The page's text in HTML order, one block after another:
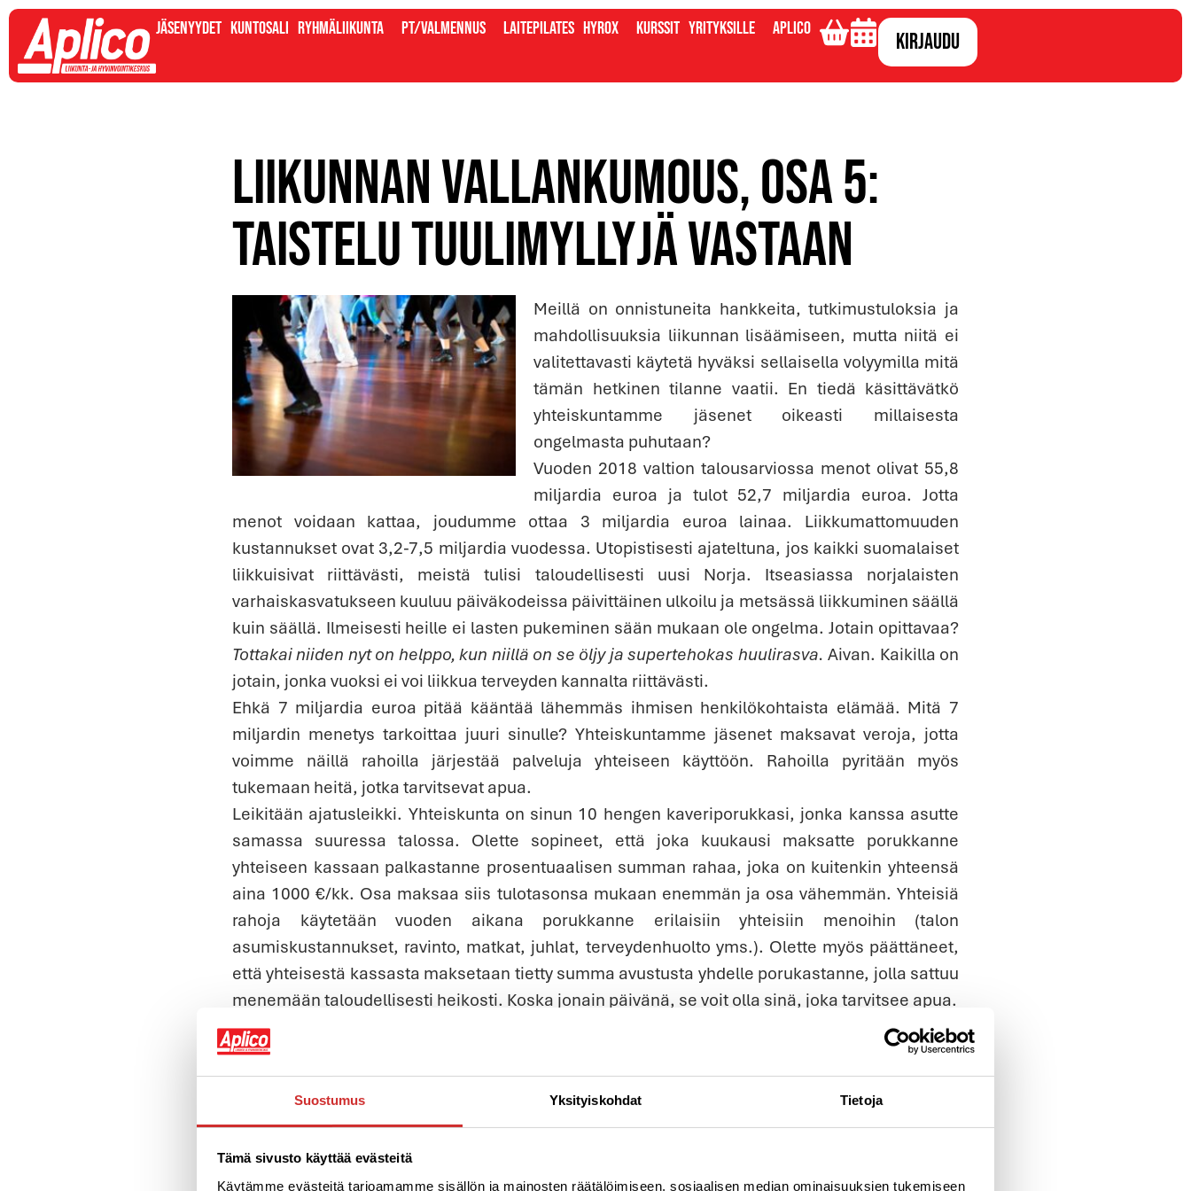
Suostumus Yksityiskohdat Tietoja
Tämä sivusto käyttää evästeitä
Käytämme evästeitä tarjoamamme sisällön ja mainosten räätälöimiseen, sosiaalisen median ominaisuuksien tukemiseen
Jäsenyydet Kuntosali Ryhmäliikunta PT/valmennus Laitepilates Hyrox Kurssit Yrityksille Aplico Kirjaudu
Liikunnan vallankumous, osa 5:
Taistelu tuulimyllyjä vastaan
Meillä on onnistuneita hankkeita, tutkimustuloksia ja
mahdollisuuksia liikunnan lisäämiseen, mutta niitä ei
valitettavasti käytetä hyväksi sellaisella volyymilla mitä
tämän hetkinen tilanne vaatii. En tiedä käsittävätkö
yhteiskuntamme jäsenet oikeasti millaisesta
ongelmasta puhutaan?
Vuoden 2018 valtion talousarviossa menot olivat 55,8
miljardia euroa ja tulot 52,7 miljardia euroa. Jotta
menot voidaan kattaa, joudumme ottaa 3 miljardia euroa lainaa. Liikkumattomuuden
kustannukset ovat 3,2-7,5 miljardia vuodessa. Utopistisesti ajateltuna, jos kaikki suomalaiset
liikkuisivat riittävästi, meistä tulisi taloudellisesti uusi Norja. Itseasiassa norjalaisten
varhaiskasvatukseen kuuluu päiväkodeissa päivittäinen ulkoilu ja metsässä liikkuminen säällä
kuin säällä. Ilmeisesti heille ei lasten pukeminen sään mukaan ole ongelma. Jotain opittavaa?
Tottakai niiden nyt on helppo, kun niillä on se öljy ja supertehokas huulirasva. Aivan. Kaikilla on
jotain, jonka vuoksi ei voi liikkua terveyden kannalta riittävästi.
Ehkä 7 miljardia euroa pitää kääntää lähemmäs ihmisen henkilökohtaista elämää. Mitä 7
miljardin menetys tarkoittaa juuri sinulle? Yhteiskuntamme jäsenet maksavat veroja, jotta
voimme näillä rahoilla järjestää palveluja yhteiseen käyttöön. Rahoilla pyritään myös
tukemaan heitä, jotka tarvitsevat apua.
Leikitään ajatusleikki. Yhteiskunta on sinun 10 hengen kaveriporukkasi, jonka kanssa asutte
samassa suuressa talossa. Olette sopineet, että joka kuukausi maksatte porukkanne
yhteiseen kassaan palkastanne prosentuaalisen summan rahaa, joka on kuitenkin yhteensä
aina 1000 €/kk. Osa maksaa siis tulotasonsa mukaan enemmän ja osa vähemmän. Yhteisiä
rahoja käytetään vuoden aikana porukkanne erilaisiin yhteisiin menoihin (talon
asumiskustannukset, ravinto, matkat, juhlat, terveydenhuolto yms.). Olette myös päättäneet,
että yhteisestä kassasta maksetaan tietty summa avustusta yhdelle porukastanne, jolla sattuu
menemään taloudellisesti heikosti. Koska jonain päivänä, se voit olla sinä, joka tarvitsee apua.
Satut olemaan ainoa 10 hengen porukastanne, joka liikkuu yleisten terveyssuositusten
mukaisesti. Miltä sinusta tuntuisi, jos kaikki muut 9 kaveria eivät liikkuisi riittävästi tai
ollenkaan, ja tästä syystä teidän 1000 euron kuukausisummasta menee
terveydenhuoltokuluihin ja tuottavuuden menetyksiin 140 € joka kuukausi. Se tarkoittaa
vuodessa 1680 euroa. Muut eivät vain yksinkertaisesti saa persettään ylös sohvalta ja joudutte
sen vuoksi ottamaan lainaa kattamaan tarvittavat kulut. Mitä tekisit?
Yrittäisitkö epätoivoisesti motivoida muita liikkumaan viemällä heitä liikuntapaikoille ja